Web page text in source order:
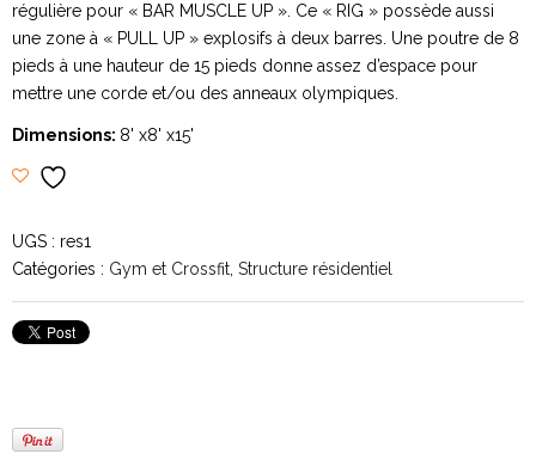
régulière pour « BAR MUSCLE UP ». Ce « RIG » possède aussi
une zone à « PULL UP » explosifs à deux barres. Une poutre de 8
pieds à une hauteur de 15 pieds donne assez d’espace pour
mettre une corde et/ou des anneaux olympiques.
Dimensions: 8' x8' x15'
UGS : res1
Catégories : Gym et Crossfit Structure résidentiel